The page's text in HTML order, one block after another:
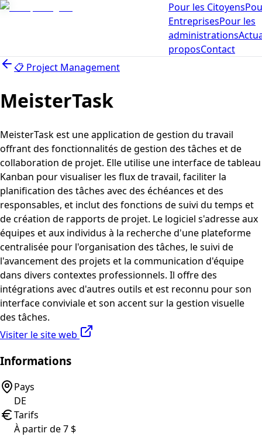
Pour les Citoyens
EntreprisesPour les
administrations
proposContact
📋 Project Management
MeisterTask
MeisterTask est une application de gestion du travail
offrant des fonctionnalités de gestion des tâches et de
collaboration de projet. Elle utilise une interface de tableau
Kanban pour visualiser les flux de travail, faciliter la
planification des tâches avec des échéances et des
responsables, et inclut des fonctions de suivi du temps et
de création de rapports de projet. Le logiciel s'adresse aux
équipes et aux individus à la recherche d'une plateforme
centralisée pour l'organisation des tâches, le suivi de
l'avancement des projets et la communication d'équipe
dans divers contextes professionnels. Il offre des
intégrations avec d'autres outils et est reconnu pour son
interface conviviale et son accent sur la gestion visuelle
des tâches.
Visiter le site web
Informations
Pays
DE
Tarifs
À partir de 7 $